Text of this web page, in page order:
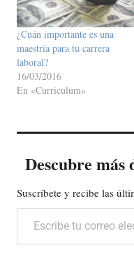
¿Cuán importante es una
maestría para tu carrera
laboral?
16/03/2016
En «Curriculum»
Descubre más
Suscríbete y recibe las
Escribe tu correo electrónico…